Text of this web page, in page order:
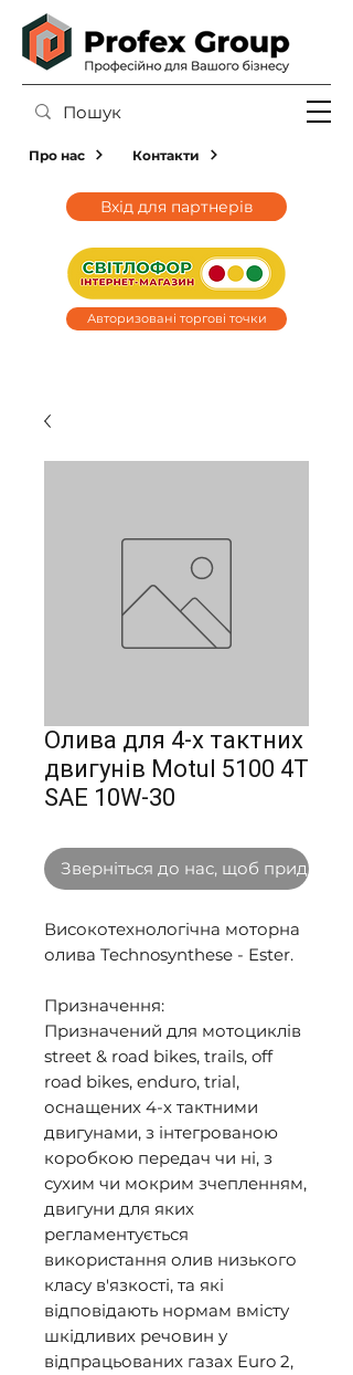
Про нас Контакти
Вхід для партнерів
Авторизовані торгові точки
Олива для 4-х тактних
двигунів Motul 5100 4T
SAE 10W-30
Зверніться до нас, щоб придбати
Високотехнологічна моторна
олива Technosynthese - Ester.
Призначення:
Призначений для мотоциклів
street & road bikes, trails, off
road bikes, enduro, trial,
оснащених 4-х тактними
двигунами, з інтегрованою
коробкою передач чи ні, з
сухим чи мокрим зчепленням,
двигуни для яких
регламентується
використання олив низького
класу в'язкості, та які
відповідають нормам вмісту
шкідливих речовин у
відпрацьованих газах Euro 2,